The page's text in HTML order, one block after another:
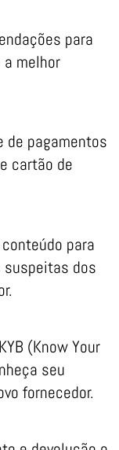
para
melhor
de pagamentos
cartão de
para
suspeitas dos
(Know Your
seu
fornecedor.